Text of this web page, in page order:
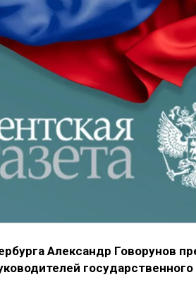
Александр Говорунов
государственного